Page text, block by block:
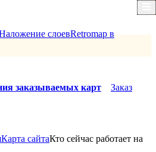
×
слоевRetromap в
заказываемых карт
Заказ
Карта сайтаКто сейчас работает на